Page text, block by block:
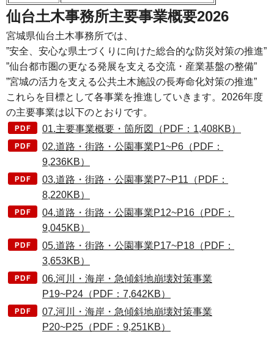
仙台土木事務所主要事業概要2026
宮城県仙台土木事務所では、
”安全、安心な県土づくりに向けた総合的な防災対策の推進”
”仙台都市圏の更なる発展を支える交流・産業基盤の整備”
”宮城の活力を支える公共土木施設の長寿命化対策の推進”
これらを目標として各事業を推進していきます。2026年度
の主要事業は以下のとおりです。
01.主要事業概要・箇所図（PDF：1,408KB）
02.道路・街路・公園事業P1~P6（PDF：
9,236KB）
03.道路・街路・公園事業P7~P11（PDF：
8,220KB）
04.道路・街路・公園事業P12~P16（PDF：
9,045KB）
05.道路・街路・公園事業P17~P18（PDF：
3,653KB）
06.河川・海岸・急傾斜地崩壊対策事業
P19~P24（PDF：7,642KB）
07.河川・海岸・急傾斜地崩壊対策事業
P20~P25（PDF：9,251KB）